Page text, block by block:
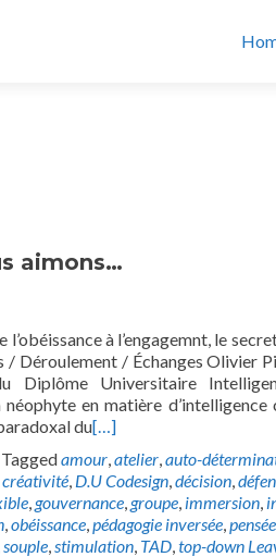
aimons…
l’obéissance à l’engagemnt, le
Déroulement / Échanges Olivier
Diplôme Universitaire
néophyte en matière
du[…]
Taggedamour,atelier,auto-
créativité, D.U Codesign,décision,
,gouvernance,groupe, immersion,
,obéissance,pédagogie inversée,pensée
souple,stimulation, TAD,top-down